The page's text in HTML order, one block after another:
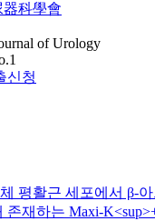
器科學會
of Urology
신청
평활근 세포에서 β-
존재하는 Maxi-